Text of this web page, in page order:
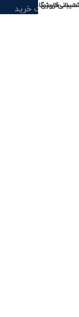
درخواست خرید
حساب کاربری
فروشگاه